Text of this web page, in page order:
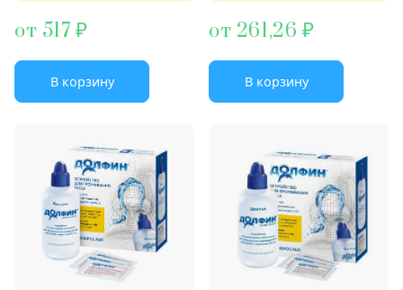
от 517
В корзину
от 261,26
В корзину